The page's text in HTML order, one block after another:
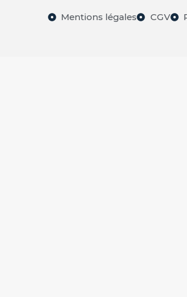
Mentions légales CGV